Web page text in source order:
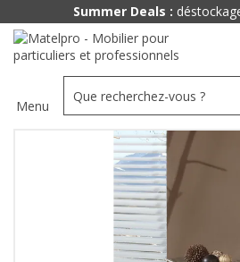
Menu
Summer Deals :